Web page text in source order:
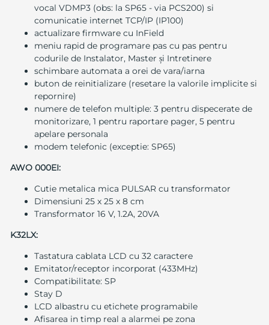
vocal VDMP3 (obs: la SP65 - via PCS200) si
comunicatie internet TCP/IP (IP100)
actualizare firmware cu InField
meniu rapid de programare pas cu pas pentru
codurile de Instalator, Master și Intretinere
schimbare automata a orei de vara/iarna
buton de reinitializare (resetare la valorile implicite si
repornire)
numere de telefon multiple: 3 pentru dispecerate de
monitorizare, 1 pentru raportare pager, 5 pentru
apelare personala
modem telefonic (exceptie: SP65)
AWO 000EI:
Cutie metalica mica PULSAR cu transformator
Dimensiuni 25 x 25 x 8 cm
Transformator 16 V, 1.2A, 20VA
K32LX:
Tastatura cablata LCD cu 32 caractere
Emitator/receptor incorporat (433MHz)
Compatibilitate: SP
Stay D
LCD albastru cu etichete programabile
Afisarea in timp real a alarmei pe zona